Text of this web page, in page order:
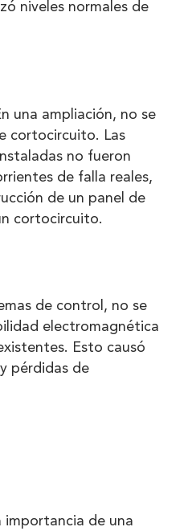
niveles normales de
una ampliación, no se
cortocircuito. Las
no fueron
de falla reales,
de un panel de
cortocircuito.
de control, no se
electromagnética
Esto causó
pérdidas de
importancia de una